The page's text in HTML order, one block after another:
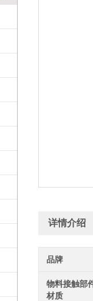
详情介绍
品牌
物料接触部
材质